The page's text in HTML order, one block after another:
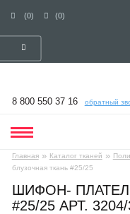
(0) (0)
8 800 550 37 16 обратный
Главная » Каталог тканей »
блузочная ткань #25/25
ШИФОН-
#25/25 АРТ.